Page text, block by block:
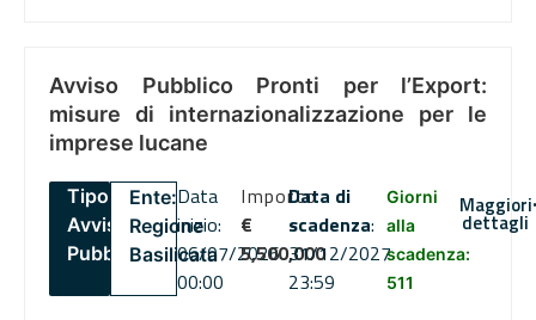
Avviso Pubblico Pronti per l’Export:
misure di internazionalizzazione per le
imprese lucane
Tipo:
Avviso
Pubblico
Ente:
Regione
Basilicata
Data
inizio:
06/07/2026
00:00
Importo
€
5,500,000
Data di
scadenza:
31/12/2027
23:59
Giorni
alla
scadenza:
511
Maggiori
dettagli